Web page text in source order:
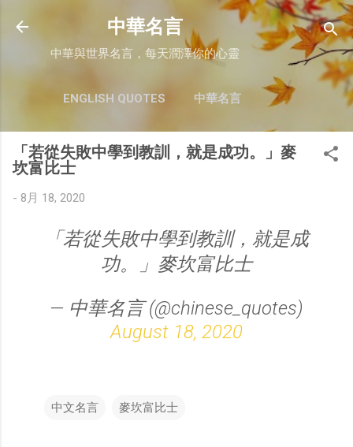
跳至主要內容
中華名言
中華與世界名言，每天潤澤你的心靈
ENGLISH QUOTES 中華名言
「若從失敗中學到教訓，就是成功。」麥
坎富比士
- 8月 18, 2020
「若從失敗中學到教訓，就是成
功。」麥坎富比士
— 中華名言 (@chinese_quotes)
August 18, 2020
中文名言 麥坎富比士